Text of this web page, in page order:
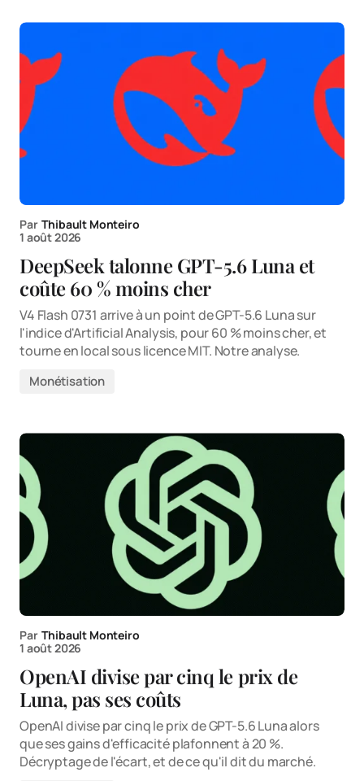
Par Thibault Monteiro
1 août 2026
DeepSeek talonne GPT-5.6 Luna et
coûte 60 % moins cher
V4 Flash 0731 arrive à un point de GPT-5.6 Luna sur
l'indice d'Artificial Analysis, pour 60 % moins cher, et
tourne en local sous licence MIT. Notre analyse.
Monétisation
Par Thibault Monteiro
1 août 2026
OpenAI divise par cinq le prix de
Luna, pas ses coûts
OpenAI divise par cinq le prix de GPT-5.6 Luna alors
que ses gains d'efficacité plafonnent à 20 %.
Décryptage de l'écart, et de ce qu'il dit du marché.